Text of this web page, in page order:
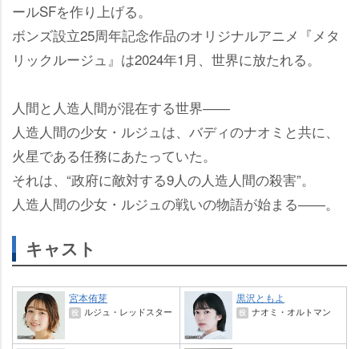
ールSFを作り上げる。
ボンズ設立25周年記念作品のオリジナルアニメ『メタ
リックルージュ』は2024年1月、世界に放たれる。
人間と人造人間が混在する世界――
人造人間の少女・ルジュは、バディのナオミと共に、
火星である任務にあたっていた。
それは、“政府に敵対する9人の人造人間の殺害”。
人造人間の少女・ルジュの戦いの物語が始まる――。
キャスト
宮本侑芽
役 ルジュ・レッドスター
黒沢ともよ
役 ナオミ・オルトマン